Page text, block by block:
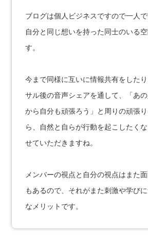
ブログは個人ビジネスですので一人
自分と同じ想いを持った同士のいる
す。
今まで同様に互いに情報共有をした
サル後の音声シェアを通して、「あ
から自分も頑張ろう」と 周りの頑張
ら、自然と自らが行動を起こしたく
せていただきますね。
メンバーの視点と自分の視点はまた
もあるので、それがまた刺激や学び
なメリットです。